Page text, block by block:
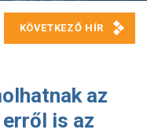
az
is az